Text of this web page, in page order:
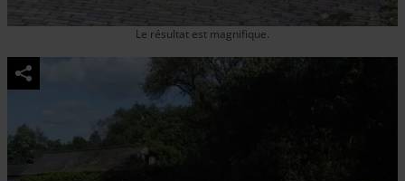
Le résultat est magnifique.